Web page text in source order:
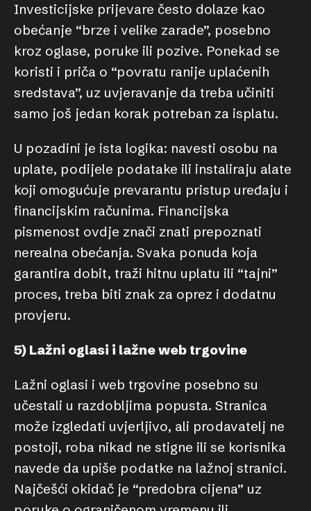
Investicijske prijevare često dolaze kao
obećanje “brze i velike zarade”, posebno
kroz oglase, poruke ili pozive. Ponekad se
koristi i priča o “povratu ranije uplaćenih
sredstava”, uz uvjeravanje da treba učiniti
samo još jedan korak potreban za isplatu.
U pozadini je ista logika: navesti osobu na
uplate, podijele podatake ili instaliraju alate
koji omogućuje prevarantu pristup uređaju i
financijskim računima. Financijska
pismenost ovdje znači znati prepoznati
nerealna obećanja. Svaka ponuda koja
garantira dobit, traži hitnu uplatu ili “tajni”
proces, treba biti znak za oprez i dodatnu
provjeru.
5) Lažni oglasi i lažne web trgovine
Lažni oglasi i web trgovine posebno su
učestali u razdobljima popusta. Stranica
može izgledati uvjerljivo, ali prodavatelj ne
postoji, roba nikad ne stigne ili se korisnika
navede da upiše podatke na lažnoj stranici.
Najčešći okidač je “predobra cijena” uz